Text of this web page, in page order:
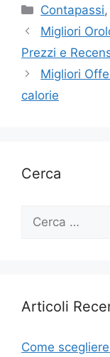
Categorie
Contapassi,
Migliori
Prezzi e
Migliori
calorie
Cerca
Ricerca
Articoli
Come